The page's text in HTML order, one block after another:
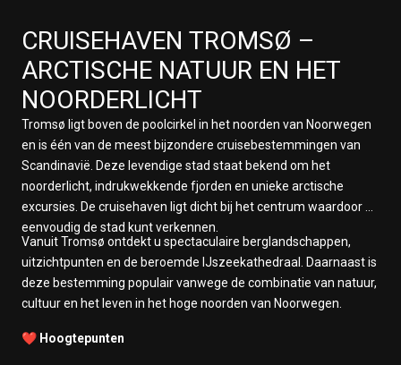
CRUISEHAVEN TROMSØ –
ARCTISCHE NATUUR EN HET
NOORDERLICHT
Tromsø ligt boven de poolcirkel in het noorden van Noorwegen
en is één van de meest bijzondere cruisebestemmingen van
Scandinavië. Deze levendige stad staat bekend om het
noorderlicht, indrukwekkende fjorden en unieke arctische
excursies. De cruisehaven ligt dicht bij het centrum waardoor u
eenvoudig de stad kunt verkennen.
Vanuit Tromsø ontdekt u spectaculaire berglandschappen,
uitzichtpunten en de beroemde IJszeekathedraal. Daarnaast is
deze bestemming populair vanwege de combinatie van natuur,
cultuur en het leven in het hoge noorden van Noorwegen.
❤️ Hoogtepunten